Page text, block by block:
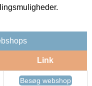
Link
Besøg webshop